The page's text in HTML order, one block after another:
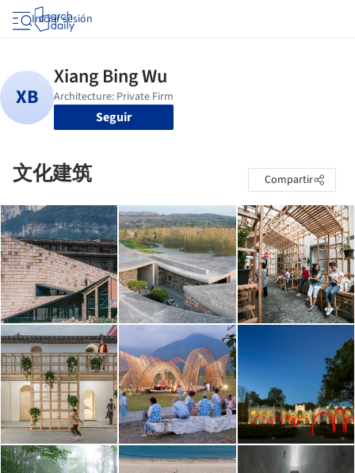
Iniciar sesión
Seguir
文化建筑 Compartir